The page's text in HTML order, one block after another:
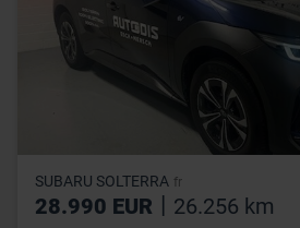
SUBARU SOLTERRA fr
28.990 EUR | 26.256 km